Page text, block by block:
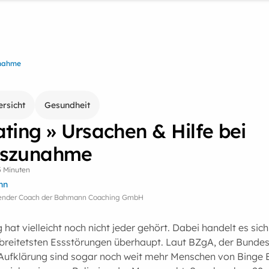
Gesundheit
» Ursachen & Hilfe bei
Minuten
Coach der Bahmann Coaching GmbH
hat vielleicht noch nicht jeder gehört. Dabei handelt es
Essstörungen überhaupt. Laut BZgA, der
sind sogar noch weit mehr Menschen von Binge